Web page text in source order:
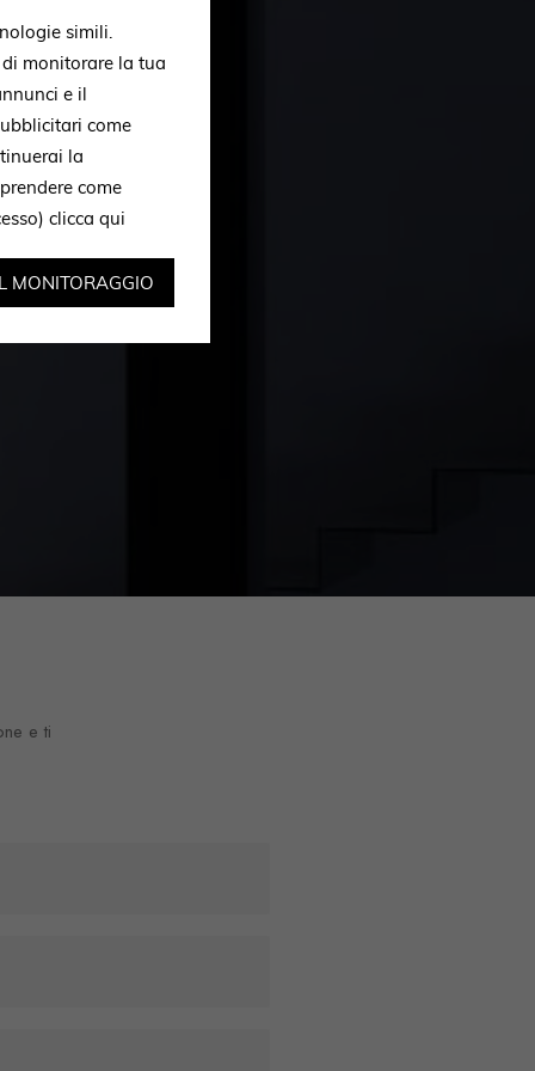
e ti
simili.
monitorare la tua
e il
come
la
come
clicca qui
MONITORAGGIO